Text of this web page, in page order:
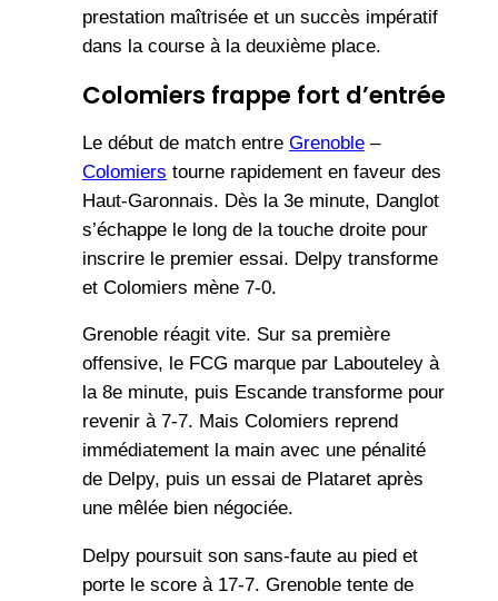
prestation maîtrisée et un succès impératif
dans la course à la deuxième place.
Colomiers frappe fort d’entrée
Le début de match entre Grenoble–
Colomiers tourne rapidement en faveur des
Haut-Garonnais. Dès la 3e minute, Danglot
s’échappe le long de la touche droite pour
inscrire le premier essai. Delpy transforme
et Colomiers mène 7-0.
Grenoble réagit vite. Sur sa première
offensive, le FCG marque par Labouteley à
la 8e minute, puis Escande transforme pour
revenir à 7-7. Mais Colomiers reprend
immédiatement la main avec une pénalité
de Delpy, puis un essai de Plataret après
une mêlée bien négociée.
Delpy poursuit son sans-faute au pied et
porte le score à 17-7. Grenoble tente de